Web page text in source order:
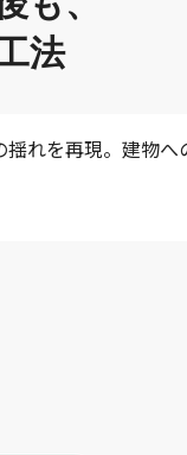
法
れを再現。建物へ